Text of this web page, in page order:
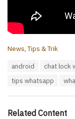
C
i
News,Tips & Trik
android chat lock
tips whatsapp
Related Content